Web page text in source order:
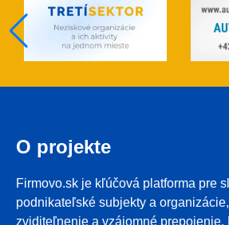
O projekte
Firmovo.sk je kľúčová platforma pre
podnikateľské subjekty a
zviditeľnenie a vzájomné prepojenie.